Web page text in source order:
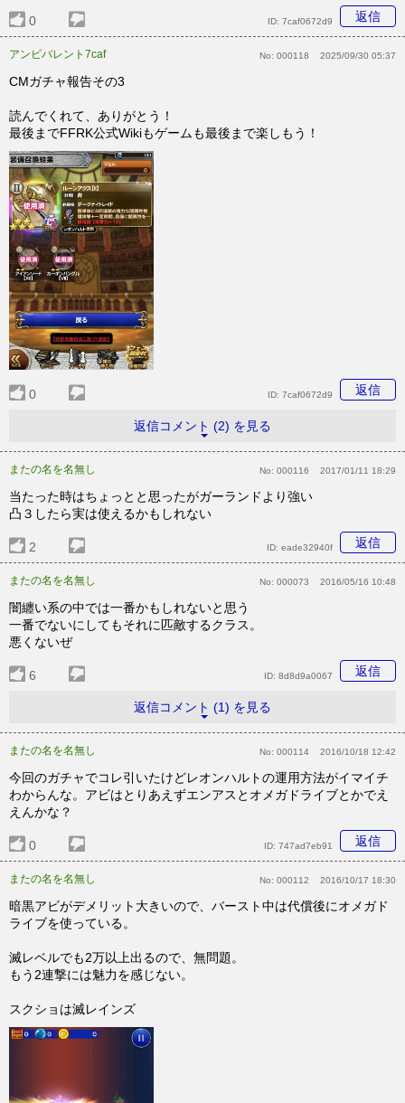
0 返信
ID: 7caf0672d9
アンビバレント7caf No: 000118 2025/09/30 05:37
CMガチャ報告その3
読んでくれて、ありがとう！
最後までFFRK公式Wikiもゲームも最後まで楽しもう！
0 返信
ID: 7caf0672d9
返信コメント (2) を見る
またの名を名無し No: 000116 2017/01/11 18:29
当たった時はちょっとと思ったがガーランドより強い
凸３したら実は使えるかもしれない
2 返信
ID: eade32940f
またの名を名無し No: 000073 2016/05/16 10:48
闇纏い系の中では一番かもしれないと思う
一番でないにしてもそれに匹敵するクラス。
悪くないぜ
6 返信
ID: 8d8d9a0067
返信コメント (1) を見る
またの名を名無し No: 000114 2016/10/18 12:42
今回のガチャでコレ引いたけどレオンハルトの運用方法がイマイチ
わからんな。アビはとりあえずエンアスとオメガドライブとかでえ
えんかな？
0 返信
ID: 747ad7eb91
またの名を名無し No: 000112 2016/10/17 18:30
暗黒アビがデメリット大きいので、バースト中は代償後にオメガド
ライブを使っている。
滅レベルでも2万以上出るので、無問題。
もう2連撃には魅力を感じない。
スクショは滅レインズ